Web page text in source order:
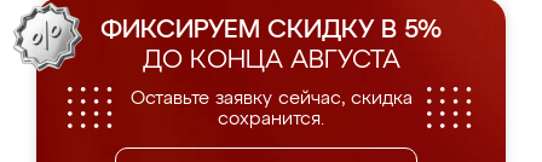
ФИКСИРУЕМ СКИДКУ В 5%
ДО КОНЦА АВГУСТА
Оставьте заявку сейчас, скидка
сохранится.